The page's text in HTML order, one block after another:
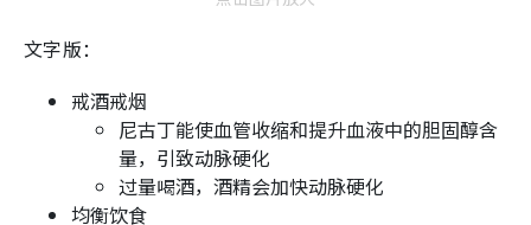
文字版：
戒酒戒烟
尼古丁能使血管收缩和提升血液中的胆固醇含
量，引致动脉硬化
过量喝酒，酒精会加快动脉硬化
均衡饮食